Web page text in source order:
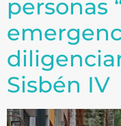
personas
Sisbén IV